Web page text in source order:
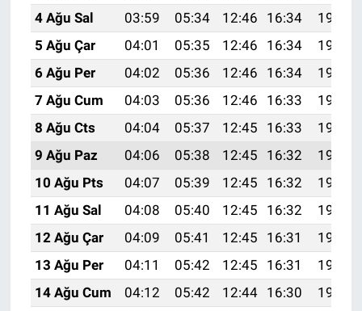
4 Ağu Sal
03:59 05:34 12:46 16:34
19:48
5 Ağu Çar
04:01 05:35 12:46 16:34
19:47
6 Ağu Per
04:02 05:36 12:46 16:34
19:46
7 Ağu Cum
04:03 05:36 12:46 16:33
19:45
8 Ağu Cts
04:04 05:37 12:45 16:33
19:44
9 Ağu Paz
04:06 05:38 12:45 16:32
19:42
10 Ağu Pts
04:07 05:39 12:45 16:32
19:41
11 Ağu Sal
04:08 05:40 12:45 16:32
19:40
12 Ağu Çar
04:09 05:41 12:45 16:31
19:39
13 Ağu Per
04:11 05:42 12:45 16:31
19:38
14 Ağu Cum
04:12 05:42 12:44 16:30
19:37